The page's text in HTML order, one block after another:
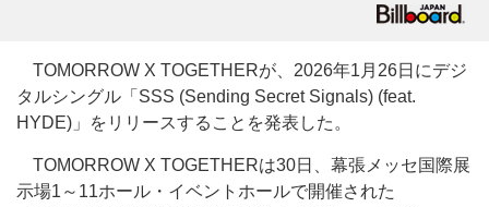
TOMORROW X TOGETHERが、2026年1月26日にデジ
タルシングル「SSS (Sending Secret Signals) (feat.
HYDE)」をリリースすることを発表した。
TOMORROW X TOGETHERは30日、幕張メッセ国際展
示場1～11ホール・イベントホールで開催された